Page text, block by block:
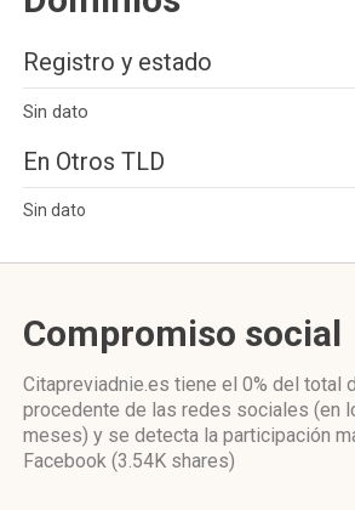
Registro y estado
Sin dato
En Otros TLD
Sin dato
Compromiso social
Citapreviadnie.es tiene el 0% del total
procedente de las redes sociales (en
meses) y se detecta la participación
Facebook (3.54K shares)